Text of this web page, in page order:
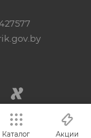
Каталог Акции